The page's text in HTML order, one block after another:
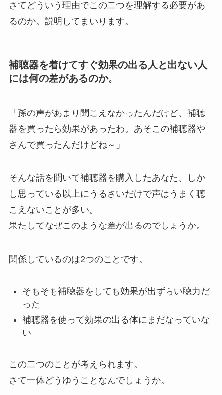
さてどういう理由でこの二つを理解する必要があ
るのか。説明してまいります。
補聴器を着けてすぐ効果の出る人と出ない人
には何の差があるのか。
「孫の声があまり聞こえなかったんだけど、補聴
器を買ったら効果があったわ。あそこの補聴器や
さんで買ったんだけどね～」
そんな話を聞いて補聴器を購入したあなた、しか
し思っている以上にうるさいだけで声はうまく聴
こえないことが多い。
果たしてなぜこのような差が出るのでしょうか。
関係しているのは2つのことです。
そもそも補聴器をしても効果が出ずらい聴力だ
った
補聴器を使って効果の出る体にまだなっていな
い
この二つのことが考えられます。
さて一体どうゆうことなんでしょうか。